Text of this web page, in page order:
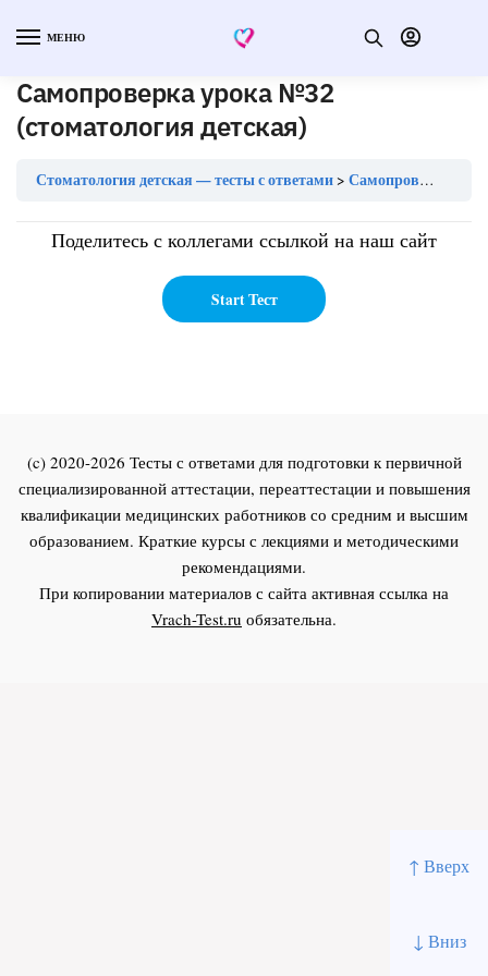
↑ Вверх
↓ Вниз
МЕНЮ
Самопроверка урока №32
(стоматология детская)
Стоматология детская — тесты с ответами Самопроверка урока №32 (стоматология детская)
Поделитесь с коллегами ссылкой на наш сайт
(c) 2020-2026 Тесты с ответами для подготовки к первичной
специализированной аттестации, переаттестации и повышения
квалификации медицинских работников со средним и высшим
образованием. Краткие курсы с лекциями и методическими
рекомендациями.
При копировании материалов с сайта активная ссылка на
Vrach-Test.ru обязательна.